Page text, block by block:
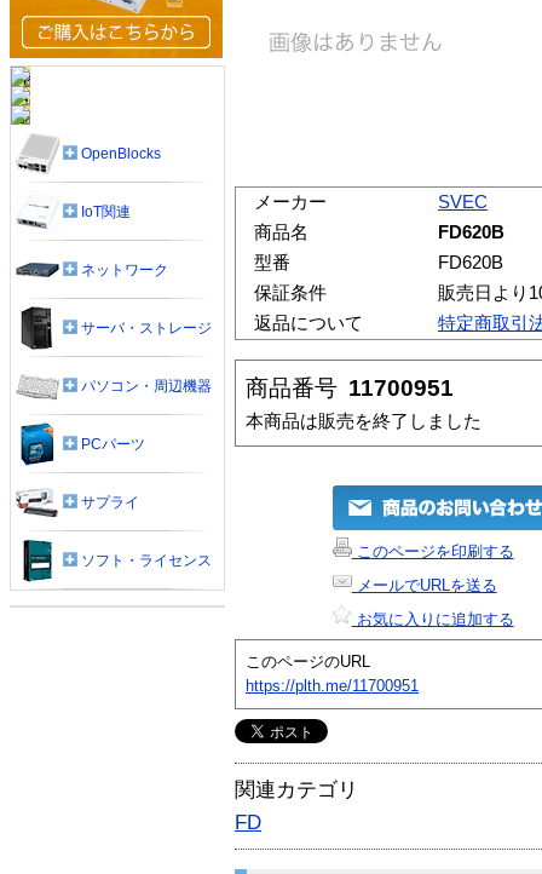
メーカー
SVEC
商品名
FD620B
型番
FD620B
保証条件
販売日より
返品について
特定商取引
商品番号 11700951
本商品は販売を終了しました
このページを印刷する
メールでURLを送る
お気に入りに追加する
このページのURL
https://plth.me/11700951
関連カテゴリ
FD
OpenBlocks
IoT関連
ネットワーク
サーバ・ストレージ
パソコン・周辺機器
PCパーツ
サプライ
ソフト・ライセンス